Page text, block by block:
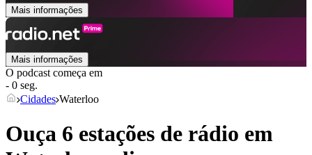
Mais informações
Mais informações
O podcast começa em
- 0 seg.
Cidades Waterloo
Ouça 6 estações de rádio em